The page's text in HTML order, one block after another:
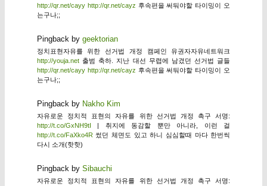
http://qr.net/cayy http://qr.net/cayz 후속편을 써둬야할 타이밍이 오
는구나;;
Pingback by geektorian
정치표현자유를 위한 선거법 개정 캠페인 유권자자유네트워크
http://youja.net출범 축하. 지난 대선 무렵에 남겼던 선거법 글들
http://qr.net/cayy http://qr.net/cayz 후속편을 써둬야할 타이밍이 오
는구나;;
Pingback by Nakho Kim
자유로운 정치적 표현의 자유를 위한 선거법 개정 촉구 서명:
http://t.co/GxNH9tI | 취지에 동감할 뿐만 아니라, 이런 걸
http://t.co/FaXko4R썼던 체면도 있고 하니 심심할때 마다 한번씩
다시 소개(핫핫)
Pingback by Sibauchi
자유로운 정치적 표현의 자유를 위한 선거법 개정 촉구 서명: